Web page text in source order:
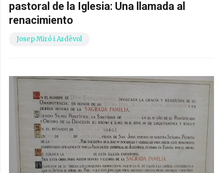
pastoral de la Iglesia: Una llamada al
renacimiento
Josep Miró i Ardèvol